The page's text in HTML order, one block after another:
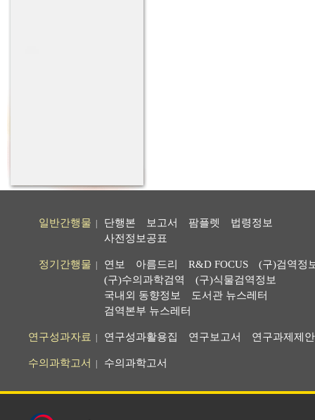
일반간행물 단행본 보고서 팜플렛
법령정보
사전정보공표
정기간행물 연보 아름드리 R&D FOCUS
(구)검역정
(구)수의과학검역
(구)식물검역정보
국내외 동향정보
도서관 뉴스레터
검역본부 뉴스레터
연구성과자료 연구성과활용집 연구보고서 연구과제제
수의과학고서 수의과학고서